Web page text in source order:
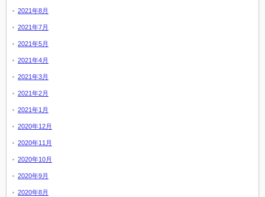
2021年8月
2021年7月
2021年5月
2021年4月
2021年3月
2021年2月
2021年1月
2020年12月
2020年11月
2020年10月
2020年9月
2020年8月